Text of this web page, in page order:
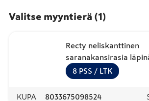
Valitse myyntierä (1)
Recty neliskanttinen
saranakansirasia
1000ml 50kpl
8 PSS / LTK
KUPA 8033675098524